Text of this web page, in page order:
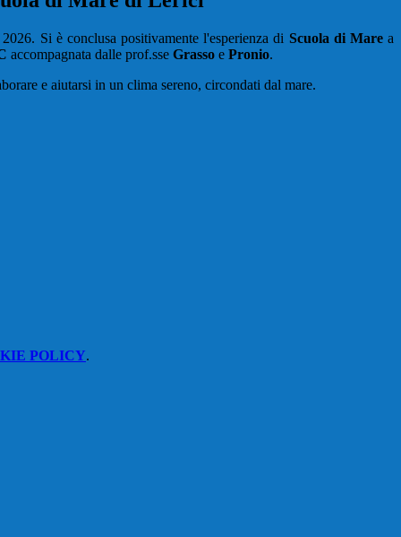
Si è conclusa positivamente l'esperienza di Scuola di Marea
accompagnata dalle prof.sse Grasso e Pronio.
e aiutarsi in un clima sereno, circondati dal mare.
POLICY.